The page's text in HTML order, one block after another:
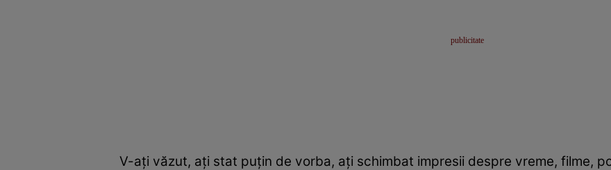
V-aţi văzut, aţi stat puţin de vorba, aţi schimbat impresii despre vreme, filme,